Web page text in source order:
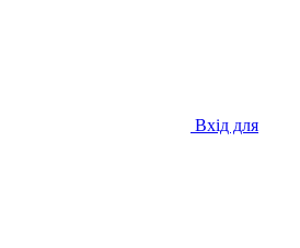
Вхід для